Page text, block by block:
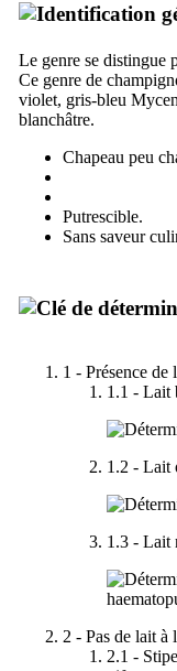
Le genre se distingue
Ce genre de
violet, gris-bleu
blanchâtre.
Chapeau peu
Putrescible.
Sans saveur
1 - Présence de
1.1 - Lait
1.2 - Lait
1.3 - Lait
2 - Pas de lait à
2.1 -